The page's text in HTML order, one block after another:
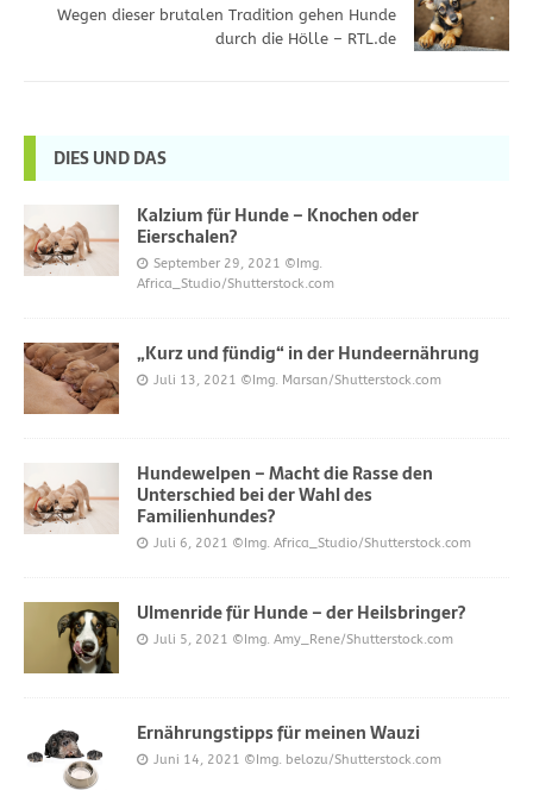
Wegen dieser brutalen Tradition gehen Hunde
durch die Hölle – RTL.de
DIES UND DAS
Kalzium für Hunde – Knochen oder
Eierschalen?
September 29, 2021 ©Img.
Africa_Studio/Shutterstock.com
„Kurz und fündig“ in der Hundeernährung
Juli 13, 2021 ©Img. Marsan/Shutterstock.com
Hundewelpen – Macht die Rasse den
Unterschied bei der Wahl des
Familienhundes?
Juli 6, 2021 ©Img. Africa_Studio/Shutterstock.com
Ulmenride für Hunde – der Heilsbringer?
Juli 5, 2021 ©Img. Amy_Rene/Shutterstock.com
Ernährungstipps für meinen Wauzi
Juni 14, 2021 ©Img. belozu/Shutterstock.com